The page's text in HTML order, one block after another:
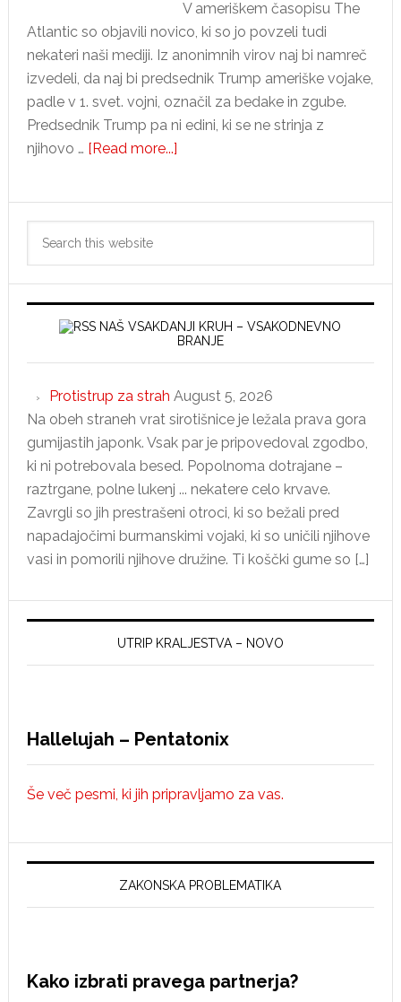
V ameriškem časopisu The
Atlantic so objavili novico, ki so jo povzeli tudi
nekateri naši mediji. Iz anonimnih virov naj bi namreč
izvedeli, da naj bi predsednik Trump ameriške vojake,
padle v 1. svet. vojni, označil za bedake in zgube.
Predsednik Trump pa ni edini, ki se ne strinja z
njihovo … [Read more...]about
novica
predsedniku
Trumpu
Primary
Sidebar
NAŠ VSAKDANJI KRUH – VSAKODNEVNO
BRANJE
Protistrup za strah August 5, 2026
Na obeh straneh vrat sirotišnice je ležala prava gora
gumijastih japonk. Vsak par je pripovedoval zgodbo,
ki ni potrebovala besed. Popolnoma dotrajane –
raztrgane, polne lukenj ... nekatere celo krvave.
Zavrgli so jih prestrašeni otroci, ki so bežali pred
napadajočimi burmanskimi vojaki, ki so uničili njihove
vasi in pomorili njihove družine. Ti koščki gume so […]
UTRIP KRALJESTVA – NOVO
Hallelujah – Pentatonix
Še več pesmi, ki jih pripravljamo za vas.
ZAKONSKA PROBLEMATIKA
Kako izbrati pravega partnerja?